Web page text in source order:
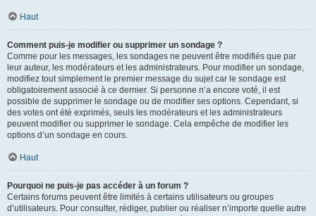
Haut
Comment puis-je modifier ou supprimer un sondage ?
Comme pour les messages, les sondages ne peuvent être modifiés que par
leur auteur, les modérateurs et les administrateurs. Pour modifier un sondage,
modifiez tout simplement le premier message du sujet car le sondage est
obligatoirement associé à ce dernier. Si personne n’a encore voté, il est
possible de supprimer le sondage ou de modifier ses options. Cependant, si
des votes ont été exprimés, seuls les modérateurs et les administrateurs
peuvent modifier ou supprimer le sondage. Cela empêche de modifier les
options d’un sondage en cours.
Haut
Pourquoi ne puis-je pas accéder à un forum ?
Certains forums peuvent être limités à certains utilisateurs ou groupes
d’utilisateurs. Pour consulter, rédiger, publier ou réaliser n’importe quelle autre